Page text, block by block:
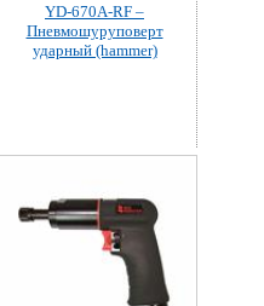
YD-670A-RF –
Пневмошуруповерт
ударный (hammer)